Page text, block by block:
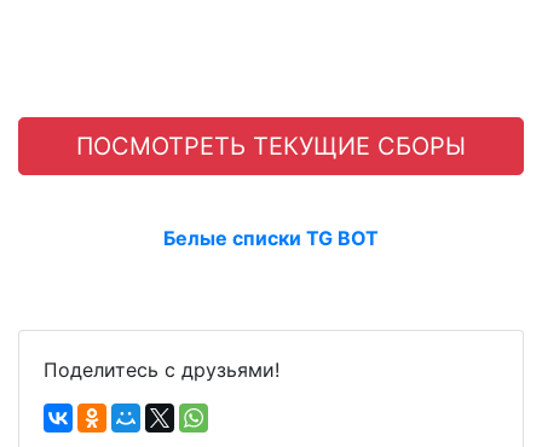
ПОСМОТРЕТЬ ТЕКУЩИЕ СБОРЫ
Белые списки TG BOT
Поделитесь с друзьями!